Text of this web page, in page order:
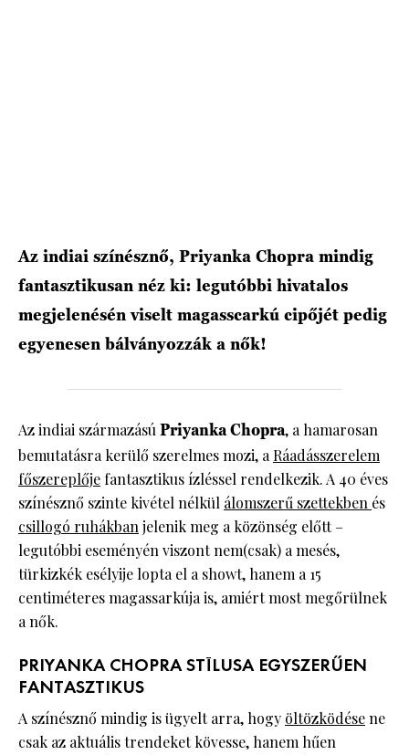
Az indiai színésznő, Priyanka Chopra mindig
fantasztikusan néz ki: legutóbbi hivatalos
megjelenésén viselt magasscarkú cipőjét pedig
egyenesen bálványozzák a nők!
Az indiai származásúPriyanka Chopra, a hamarosan
bemutatásra kerülő szerelmes mozi, aRáadásszerelem
főszereplője fantasztikus ízléssel rendelkezik. A 40 éves
színésznő szinte kivétel nélkül álomszerű szettekben és
csillogó ruhákbanjelenik meg a közönség előtt –
legutóbbi eseményén viszont nem(csak) a mesés,
türkizkék esélyije lopta el a showt, hanem a 15
centiméteres magassarkúja is, amiért most megőrülnek
a nők.
PRIYANKA CHOPRA STÍLUSA EGYSZERŰEN
FANTASZTIKUS
A színésznő mindig is ügyelt arra, hogy öltözködésene
csak az aktuális trendeket kövesse, hanem hűen